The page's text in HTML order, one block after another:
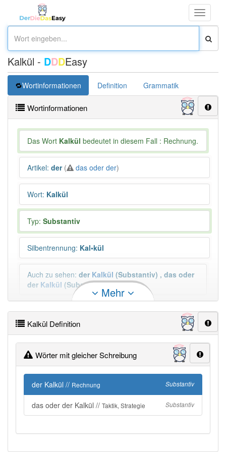
Toggle
Kalkül - DDDEasy
Wortinformationen Definition Grammatik
Wortinformationen
Das Wort Kalkül bedeutet in diesem Fall : Rechnung.
Artikel: der ( das oder der)
Wort: Kalkül
Typ: Substantiv
Silbentrennung: Kal•kül
Auch zu sehen: der Kalkül (Substantiv) , das oder
der Kalkül (Substantiv)Mehr
Plural:die Kalküle
Duden geprüft: Kalkül Duden
Kalkül Wiktionary
PowerIndex:
Mehr
Kalkül Definition
Wörter mit gleicher Schreibung
der Kalkül // Rechnung Substantiv
das oder der Kalkül // Taktik, Strategie Substantiv